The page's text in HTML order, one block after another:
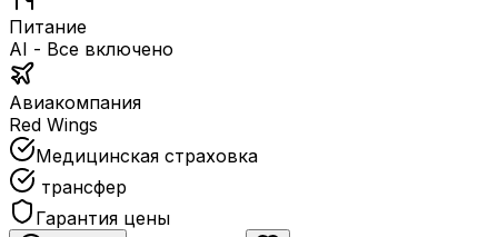
Питание
AI - Все включено
Авиакомпания
Red Wings
Медицинская страховка
трансфер
Гарантия цены